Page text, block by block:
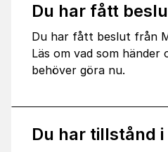
Du har fått
Du har fått beslut från
Läs om vad som händer
behöver göra nu.
Du har tillstånd i